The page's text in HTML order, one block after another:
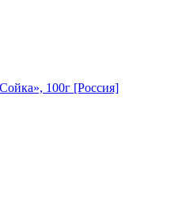
100г [Россия]